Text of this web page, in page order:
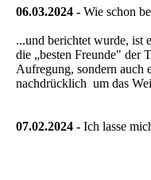
06.03.2024 - Wie schon
...und berichtet wurde, ist
die „besten Freunde" der
Aufregung, sondern auch
nachdrücklich um das
07.02.2024 - Ich lasse